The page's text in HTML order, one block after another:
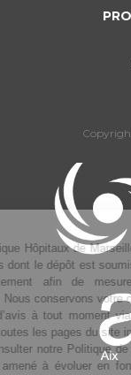
L’Assistance
utilise des cookies
à votre
l’audience du site.
pouvez changer
bas à gauche de
sur la gestion,
texte pourra être